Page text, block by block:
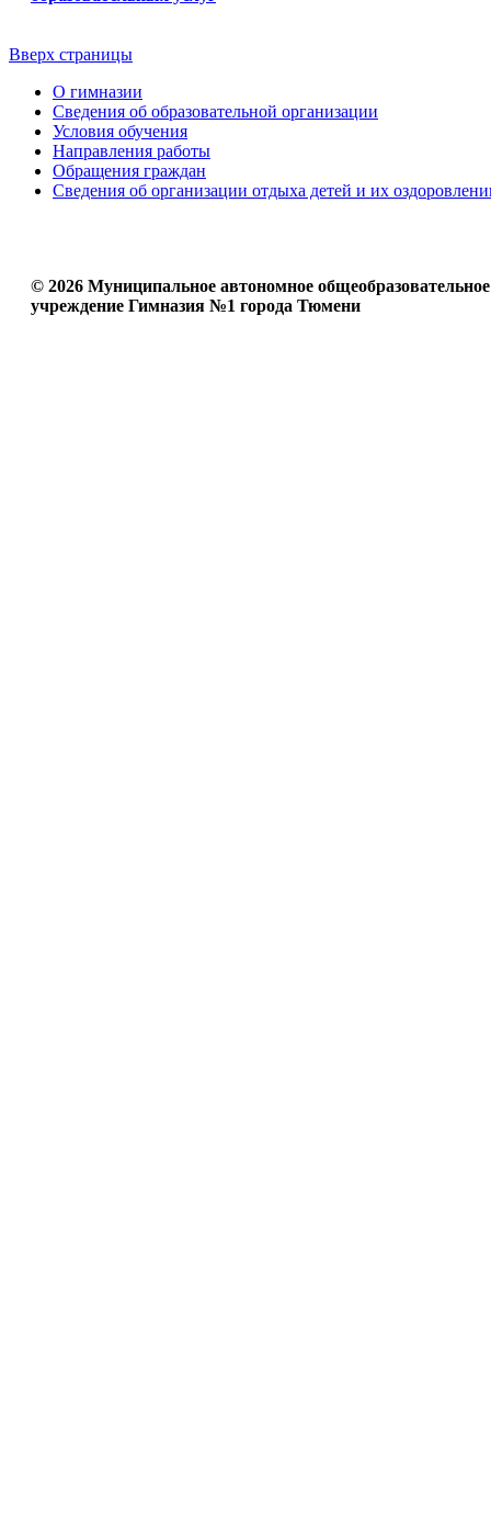
Вверх страницы
О гимназии
Сведения об образовательной организации
Условия обучения
Направления работы
Обращения граждан
Сведения об организации отдыха детей и их
© 2026 Муниципальное автономное общеобразовательное
учреждение Гимназия №1 города Тюмени